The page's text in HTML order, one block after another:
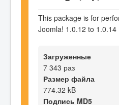
This package is for
Joomla! 1.0.12 to 1.0.14
Загруженные
7 343 раз
Размер файла
774.32 kB
Подпись MD5